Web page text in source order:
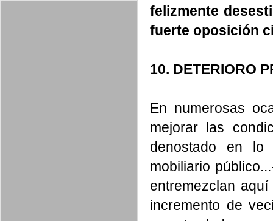
felizmente
fuerte oposición
10. DETERIORO
En numerosas
mejorar las
denostado en lo
mobiliario
entremezclan
incremento de